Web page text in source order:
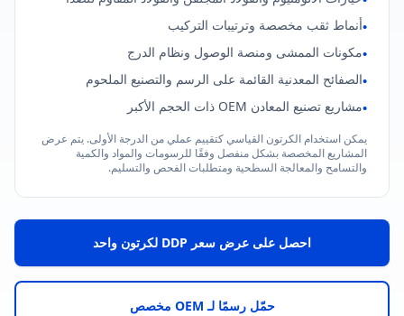
•أنماط ثقب مخصصة وترتيبات التركيب
•مكونات الممشى ومنصة الوصول ونظام الدرج
•الصفائح المعدنية القائمة على الرسم والتصنيع الملحوم
•مشاريع تصنيع المعادن OEM ذات الحجم الأكبر
يمكن استخدام الكرتون القياسي كتقييم عملي من الدرجة الأولى. يتم عرض
المشاريع المخصصة بشكل منفصل وفقًا للرسومات والمواد والكمية
والتسامح والمعالجة السطحية ومتطلبات الفحص والتسليم.
احصل على عرض سعر DDP لكرتون واحد
حمّل رسمًا لـ OEM مخصص